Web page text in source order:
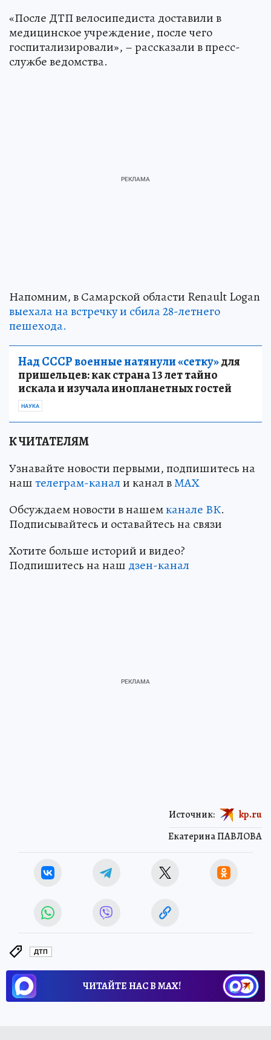
«После ДТП велосипедиста доставили в
медицинское учреждение, после чего
госпитализировали», – рассказали в пресс-
службе ведомства.
Напомним, в Самарской области Renault Logan
выехала на встречку и сбила 28-летнего
пешехода.
Над СССР военные натянули «сетку»для
пришельцев: как страна 13 лет тайно
искала и изучала инопланетных гостей
НАУКА
К ЧИТАТЕЛЯМ
Узнавайте новости первыми, подпишитесь на
наштелеграм-канали канал вМАХ
Обсуждаем новости в нашемканале ВК.
Подписывайтесь и оставайтесь на связи
Хотите больше историй и видео?
Подпишитесь на наш дзен-канал
Екатерина ПАВЛОВА
Источник: kp.ru
ДТП
ЧИТАЙТЕ НАС В МАХ!